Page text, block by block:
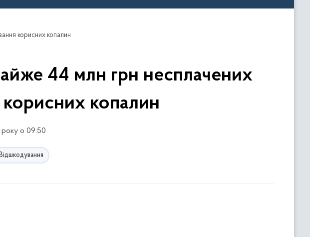
корисних копалин
44 млн грн несплачених
корисних копалин
року о 09:50